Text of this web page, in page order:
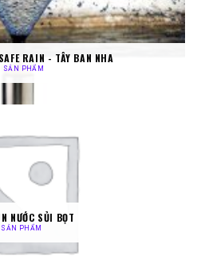
RAIN - TÂY BAN NHA
SẢN PHẨM
NƯỚC SỦI BỌT
SẢN PHẨM